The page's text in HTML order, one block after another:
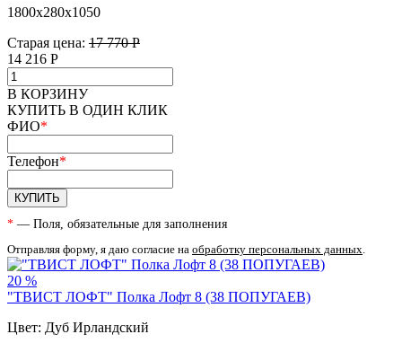
1800х280х1050
Старая цена: 17 770 Р
14 216 Р
В КОРЗИНУ
КУПИТЬ В ОДИН КЛИК
ФИО*
Телефон*
КУПИТЬ
* — Поля, обязательные для заполнения
Отправляя форму, я даю согласие на обработку персональных данных.
20 %
"ТВИСТ ЛОФТ" Полка Лофт 8 (38 ПОПУГАЕВ)
Цвет: Дуб Ирландский